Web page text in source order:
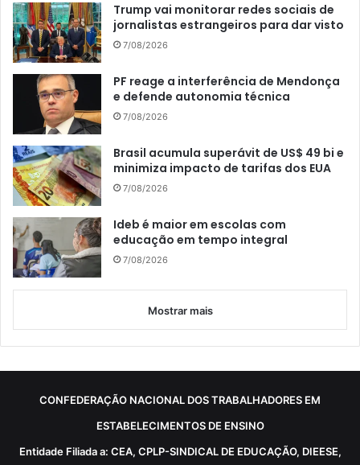
Trump vai monitorar redes sociais de
jornalistas estrangeiros para dar visto
7/08/2026
PF reage a interferência de Mendonça
e defende autonomia técnica
7/08/2026
Brasil acumula superávit de US$ 49 bi e
minimiza impacto de tarifas dos EUA
7/08/2026
Ideb é maior em escolas com
educação em tempo integral
7/08/2026
Mostrar mais
CONFEDERAÇÃO NACIONAL DOS TRABALHADORES EM
ESTABELECIMENTOS DE ENSINO
Entidade Filiada a: CEA, CPLP-SINDICAL DE EDUCAÇÃO, DIEESE,